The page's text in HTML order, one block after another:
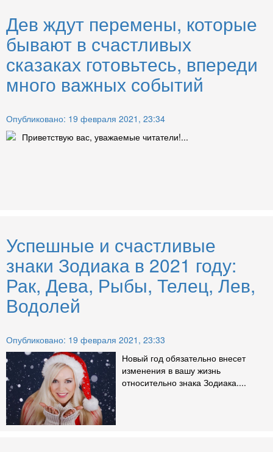
Дев ждут перемены, которые
бывают в счастливых
сказаках готовьтесь, впереди
много важных событий
Опубликовано: 19 февраля 2021, 23:34
Приветствую вас, уважаемые читатели!...
Успешные и счастливые
знаки Зодиака в 2021 году:
Рак, Дева, Рыбы, Телец, Лев,
Водолей
Опубликовано: 19 февраля 2021, 23:33
Новый год обязательно внесет
изменения в вашу жизнь
относительно знака Зодиака....